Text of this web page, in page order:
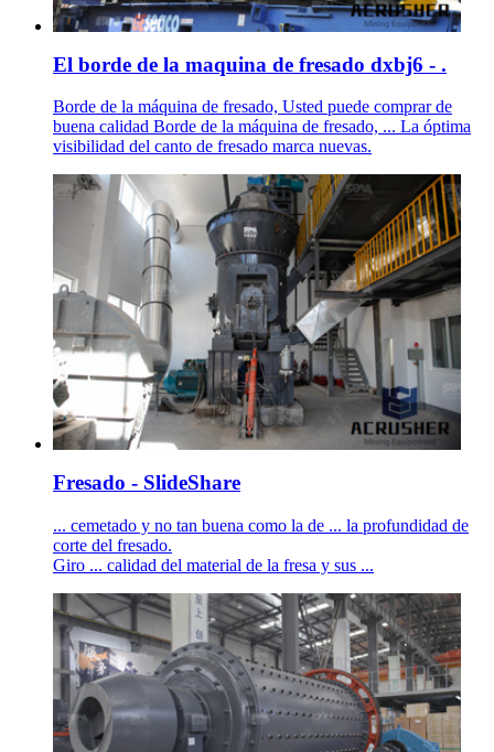
El borde de la maquina de fresado dxbj6 - .
Borde de la máquina de fresado, Usted puede comprar de
buena calidad Borde de la máquina de fresado, ... La óptima
visibilidad del canto de fresado marca nuevas.
Fresado - SlideShare
... cemetado y no tan buena como la de ... la profundidad de
corte del fresado.
Giro ... calidad del material de la fresa y sus ...